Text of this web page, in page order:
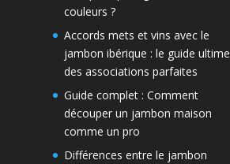
couleurs ?
Accords mets et vins avec le
jambon ibérique : le guide ultime
des associations parfaites
Guide complet : Comment
découper un jambon maison
comme un pro
Différences entre le jambon